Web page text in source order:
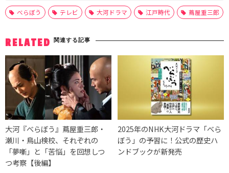
べらぼう テレビ 大河ドラマ 江戸時代 蔦屋重三郎
RELATED 関連する記事
大河『べらぼう』蔦屋重三郎・
瀬川・鳥山検校、それぞれの
「夢噺」と「苦悩」を回想しつ
つ考察【後編】
2025年のNHK大河ドラマ「べら
ぼう」の予習に！公式の歴史ハ
ンドブックが新発売